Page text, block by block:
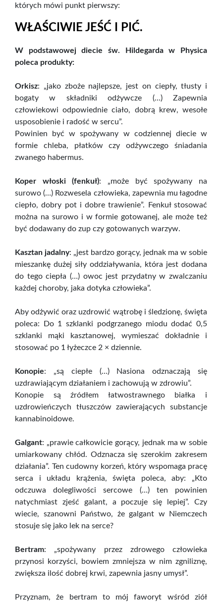
których mówi punkt pierwszy:
WŁAŚCIWIE JEŚĆ I PIĆ.
W podstawowej diecie św. Hildegarda w Physica
poleca produkty:
Orkisz: „jako zboże najlepsze, jest on ciepły, tłusty i
bogaty w składniki odżywcze (…) Zapewnia
człowiekowi odpowiednie ciało, dobrą krew, wesołe
usposobienie i radość w sercu”.
Powinien być w spożywany w codziennej diecie w
formie chleba, płatków czy odżywczego śniadania
zwanego habermus.
Koper włoski (fenkuł): „może być spożywany na
surowo (…) Rozwesela człowieka, zapewnia mu łagodne
ciepło, dobry pot i dobre trawienie”. Fenkuł stosować
można na surowo i w formie gotowanej, ale może też
być dodawany do zup czy gotowanych warzyw.
Kasztan jadalny: „jest bardzo gorący, jednak ma w sobie
mieszankę dużej siły oddziaływania, która jest dodana
do tego ciepła (…) owoc jest przydatny w zwalczaniu
każdej choroby, jaka dotyka człowieka”.
Aby odżywić oraz uzdrowić wątrobę i śledzionę, święta
poleca: Do 1 szklanki podgrzanego miodu dodać 0,5
szklanki mąki kasztanowej, wymieszać dokładnie i
stosować po 1 łyżeczce 2 × dziennie.
Konopie: „są ciepłe (…) Nasiona odznaczają się
uzdrawiającym działaniem i zachowują w zdrowiu”.
Konopie są źródłem łatwostrawnego białka i
uzdrowieńczych tłuszczów zawierających substancje
kannabinoidowe.
Galgant: „prawie całkowicie gorący, jednak ma w sobie
umiarkowany chłód. Odznacza się szerokim zakresem
działania”. Ten cudowny korzeń, który wspomaga pracę
serca i układu krążenia, święta poleca, aby: „Kto
odczuwa dolegliwości sercowe (…) ten powinien
natychmiast zjeść galant, a poczuje się lepiej”. Czy
wiecie, szanowni Państwo, że galgant w Niemczech
stosuje się jako lek na serce?
Bertram: „spożywany przez zdrowego człowieka
przynosi korzyści, bowiem zmniejsza w nim zgniliznę,
zwiększa ilość dobrej krwi, zapewnia jasny umysł”.
Przyznam, że bertram to mój faworyt wśród ziół